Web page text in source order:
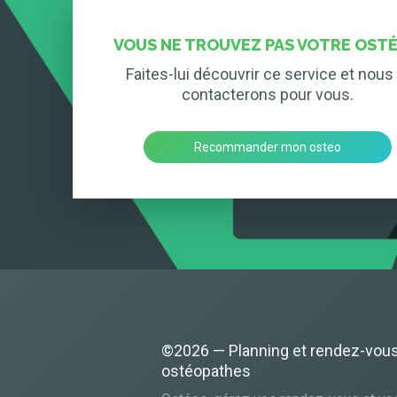
VOUS NE TROUVEZ PAS VOTRE
Faites-lui découvrir ce service et nous
contacterons pour vous.
Recommander mon osteo
©2026 — Planning et rendez-
ostéopathes